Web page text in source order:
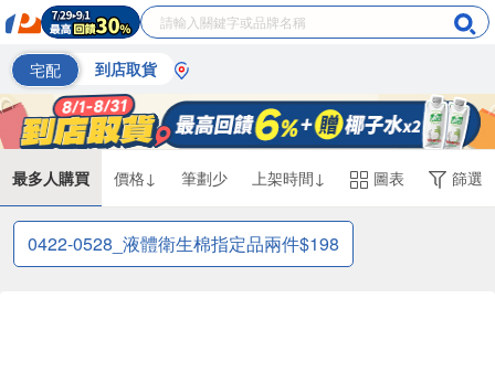
宅配 到店取貨
最多人購買 價格↓ 筆劃少 上架時間↓ 圖表 篩選
0422-0528_液體衛生棉指定品兩件$198